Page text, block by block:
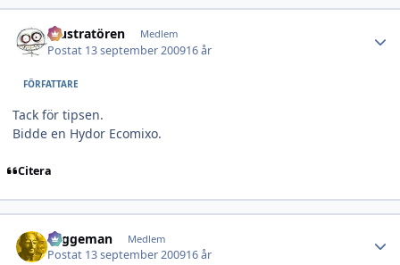
Illustratören Medlem
Postat 13 september 200916 år
FÖRFATTARE
Tack för tipsen.
Bidde en Hydor Ecomixo.
Citera
Laggeman Medlem
Postat 13 september 200916 år